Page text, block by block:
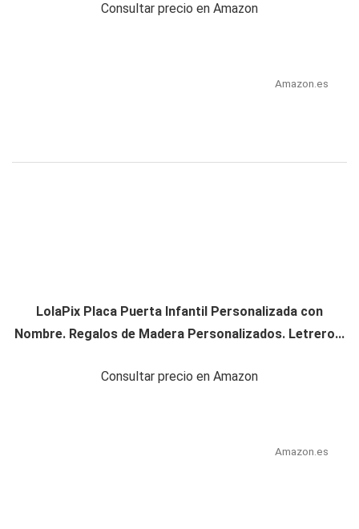
Consultar precio en Amazon
Amazon.es
LolaPix Placa Puerta Infantil Personalizada con
Nombre. Regalos de Madera Personalizados. Letrero...
Consultar precio en Amazon
Amazon.es